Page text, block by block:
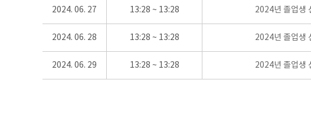
2024. 06. 27 13:28 ~ 13:28 2024년 졸업생
2024. 06. 28 13:28 ~ 13:28 2024년 졸업생
2024. 06. 29 13:28 ~ 13:28 2024년 졸업생